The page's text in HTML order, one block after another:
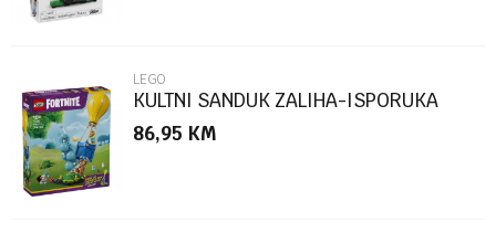
POŠALJI
LEGO
KULTNI SANDUK ZALIHA-ISPORUKA
86,95 KM